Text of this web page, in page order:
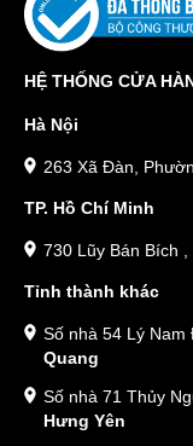
HỆ THỐNG CỬA
Hà Nội
263 Xã Đàn,
TP. Hồ Chí Minh
730 Lũy Bán Bích
Tỉnh thành khác
Số nhà 54 Lý
Quang
Số nhà 71 Thủy
Hưng Yên